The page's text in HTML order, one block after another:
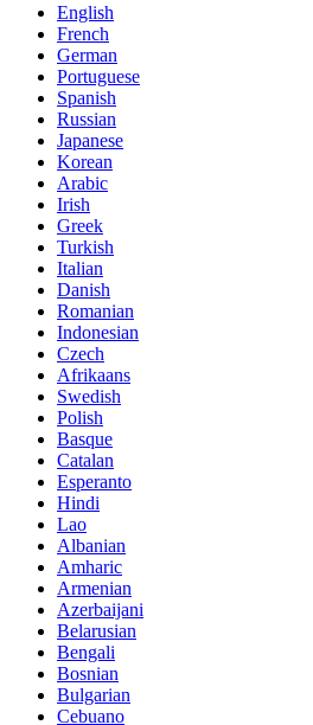
English
French
German
Portuguese
Spanish
Russian
Japanese
Korean
Arabic
Irish
Greek
Turkish
Italian
Danish
Romanian
Indonesian
Czech
Afrikaans
Swedish
Polish
Basque
Catalan
Esperanto
Hindi
Lao
Albanian
Amharic
Armenian
Azerbaijani
Belarusian
Bengali
Bosnian
Bulgarian
Cebuano